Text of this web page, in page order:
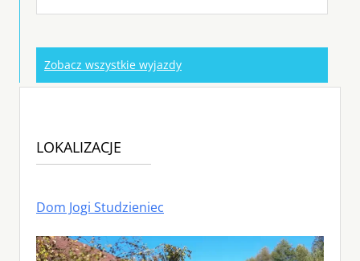
Zobacz wszystkie wyjazdy
LOKALIZACJE
Dom Jogi Studzieniec